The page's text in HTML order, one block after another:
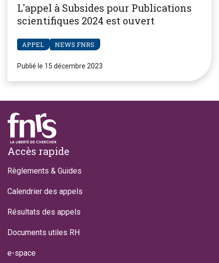
L'appel à Subsides pour Publications
scientifiques 2024 est ouvert
APPEL NEWS FNRS
Publié le 15 décembre 2023
Footer
Accès rapide
Règlements & Guides
Calendrier des appels
Résultats des appels
Documents utiles RH
e-space